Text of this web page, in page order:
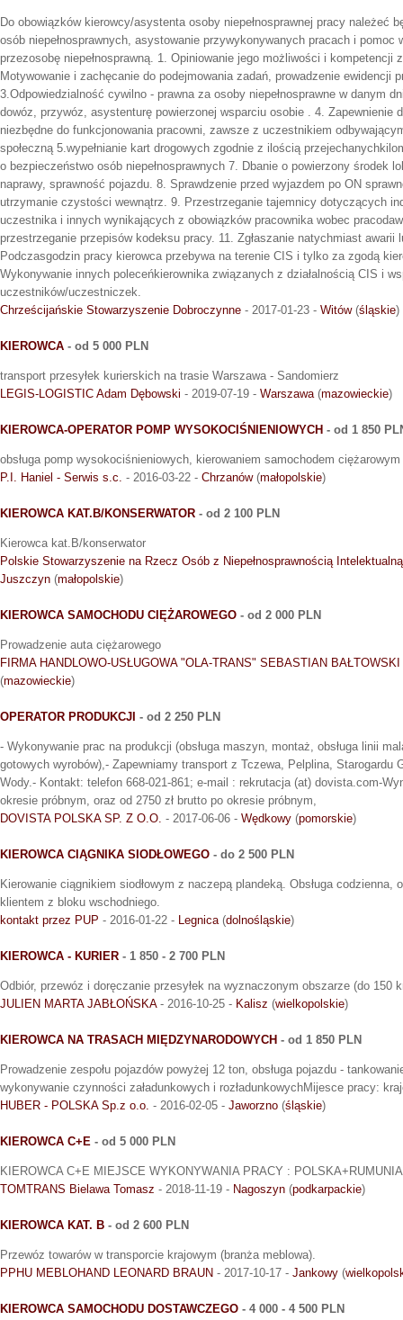
Do obowiązków kierowcy/asystenta osoby niepełnosprawnej pracy należeć
osób niepełnosprawnych, asystowanie przywykonywanych pracach i pomoc
przezosobę niepełnosprawną. 1. Opiniowanie jego możliwości i kompetencji
Motywowanie i zachęcanie do podejmowania zadań, prowadzenie ewidencji
3.Odpowiedzialność cywilno - prawna za osoby niepełnosprawne w danym
dowóz, przywóz, asystenturę powierzonej wsparciu osobie . 4. Zapewnienie
niezbędne do funkcjonowania pracowni, zawsze z uczestnikiem
społeczną 5.wypełnianie kart drogowych zgodnie z ilością
o bezpieczeństwo osób niepełnosprawnych 7. Dbanie o powierzony środek
naprawy, sprawność pojazdu. 8. Sprawdzenie przed wyjazdem po ON
utrzymanie czystości wewnątrz. 9. Przestrzeganie tajemnicy dotyczących
uczestnika i innych wynikających z obowiązków pracownika wobec
przestrzeganie przepisów kodeksu pracy. 11. Zgłaszanie natychmiast awarii
Podczasgodzin pracy kierowca przebywa na terenie CIS i tylko za zgodą
Wykonywanie innych poleceńkierownika związanych z działalnością CIS i
uczestników/uczestniczek.
Chrześcijańskie Stowarzyszenie Dobroczynne - 2017-01-23 - Witów(śląskie)
KIEROWCA - od 5 000 PLN
transport przesyłek kurierskich na trasie Warszawa - Sandomierz
LEGIS-LOGISTIC Adam Dębowski - 2019-07-19 - Warszawa(mazowieckie)
KIEROWCA-OPERATOR POMP WYSOKOCIŚNIENIOWYCH - od 1 850
obsługa pomp wysokociśnieniowych, kierowaniem samochodem ciężarowym
P.I. Haniel - Serwis s.c. - 2016-03-22 - Chrzanów(małopolskie)
KIEROWCA KAT.B/KONSERWATOR - od 2 100 PLN
Kierowca kat.B/konserwator
Polskie Stowarzyszenie na Rzecz Osób z Niepełnosprawnością
Juszczyn (małopolskie)
KIEROWCA SAMOCHODU CIĘŻAROWEGO - od 2 000 PLN
Prowadzenie auta ciężarowego
FIRMA HANDLOWO-USŁUGOWA "OLA-TRANS" SEBASTIAN BAŁTOWSKI
(mazowieckie)
OPERATOR PRODUKCJI - od 2 250 PLN
- Wykonywanie prac na produkcji (obsługa maszyn, montaż, obsługa linii
gotowych wyrobów),- Zapewniamy transport z Tczewa, Pelplina, Starogardu
Wody.- Kontakt: telefon 668-021-861; e-mail : rekrutacja (at) dovista.com-
okresie próbnym, oraz od 2750 zł brutto po okresie próbnym,
DOVISTA POLSKA SP. Z O.O. - 2017-06-06 - Wędkowy (pomorskie)
KIEROWCA CIĄGNIKA SIODŁOWEGO - do 2 500 PLN
Kierowanie ciągnikiem siodłowym z naczepą plandeką. Obsługa codzienna,
klientem z bloku wschodniego.
kontakt przez PUP - 2016-01-22 - Legnica(dolnośląskie)
KIEROWCA - KURIER - 1 850 - 2 700 PLN
Odbiór, przewóz i doręczanie przesyłek na wyznaczonym obszarze (do 150
JULIEN MARTA JABŁOŃSKA- 2016-10-25 - Kalisz (wielkopolskie)
KIEROWCA NA TRASACH MIĘDZYNARODOWYCH - od 1 850 PLN
Prowadzenie zespołu pojazdów powyżej 12 ton, obsługa pojazdu -
wykonywanie czynności załadunkowych i rozładunkowychMijesce pracy:
HUBER - POLSKA Sp.z o.o. - 2016-02-05 - Jaworzno (śląskie)
KIEROWCA C+E - od 5 000 PLN
KIEROWCA C+E MIEJSCE WYKONYWANIA PRACY : POLSKA+RUMUNIA
TOMTRANS Bielawa Tomasz - 2018-11-19 - Nagoszyn (podkarpackie)
KIEROWCA KAT. B - od 2 600 PLN
Przewóz towarów w transporcie krajowym (branża meblowa).
PPHU MEBLOHAND LEONARD BRAUN - 2017-10-17 - Jankowy (
KIEROWCA SAMOCHODU DOSTAWCZEGO - 4 000 - 4 500 PLN